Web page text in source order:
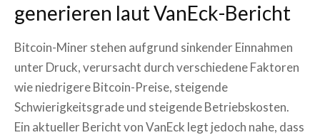
generieren laut VanEck-Bericht
Bitcoin-Miner stehen aufgrund sinkender Einnahmen
unter Druck, verursacht durch verschiedene Faktoren
wie niedrigere Bitcoin-Preise, steigende
Schwierigkeitsgrade und steigende Betriebskosten.
Ein aktueller Bericht von VanEck legt jedoch nahe, dass